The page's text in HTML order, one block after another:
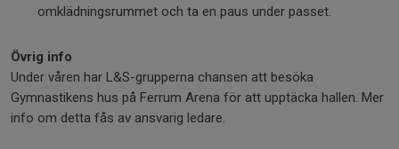
omklädningsrummet och ta en paus under passet.
Övrig info
Under våren har L&S-grupperna chansen att besöka
Gymnastikens hus på Ferrum Arena för att upptäcka hallen. Mer
info om detta fås av ansvarig ledare.